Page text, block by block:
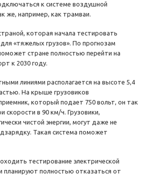
к системе воздушной
же, например, как трамваи.
которая начала тестировать
«тяжелых грузов». По прогнозам
стране полностью перейти на
к 2030 году.
линиями располагается на высоте 5,4
На крыше грузовиков
который подает 750 вольт, он так
скорости в 90 км/ч. Грузовики,
чистой энергии, могут даже не
Такая система поможет
тестирование электрической
планируют полностью отказаться от